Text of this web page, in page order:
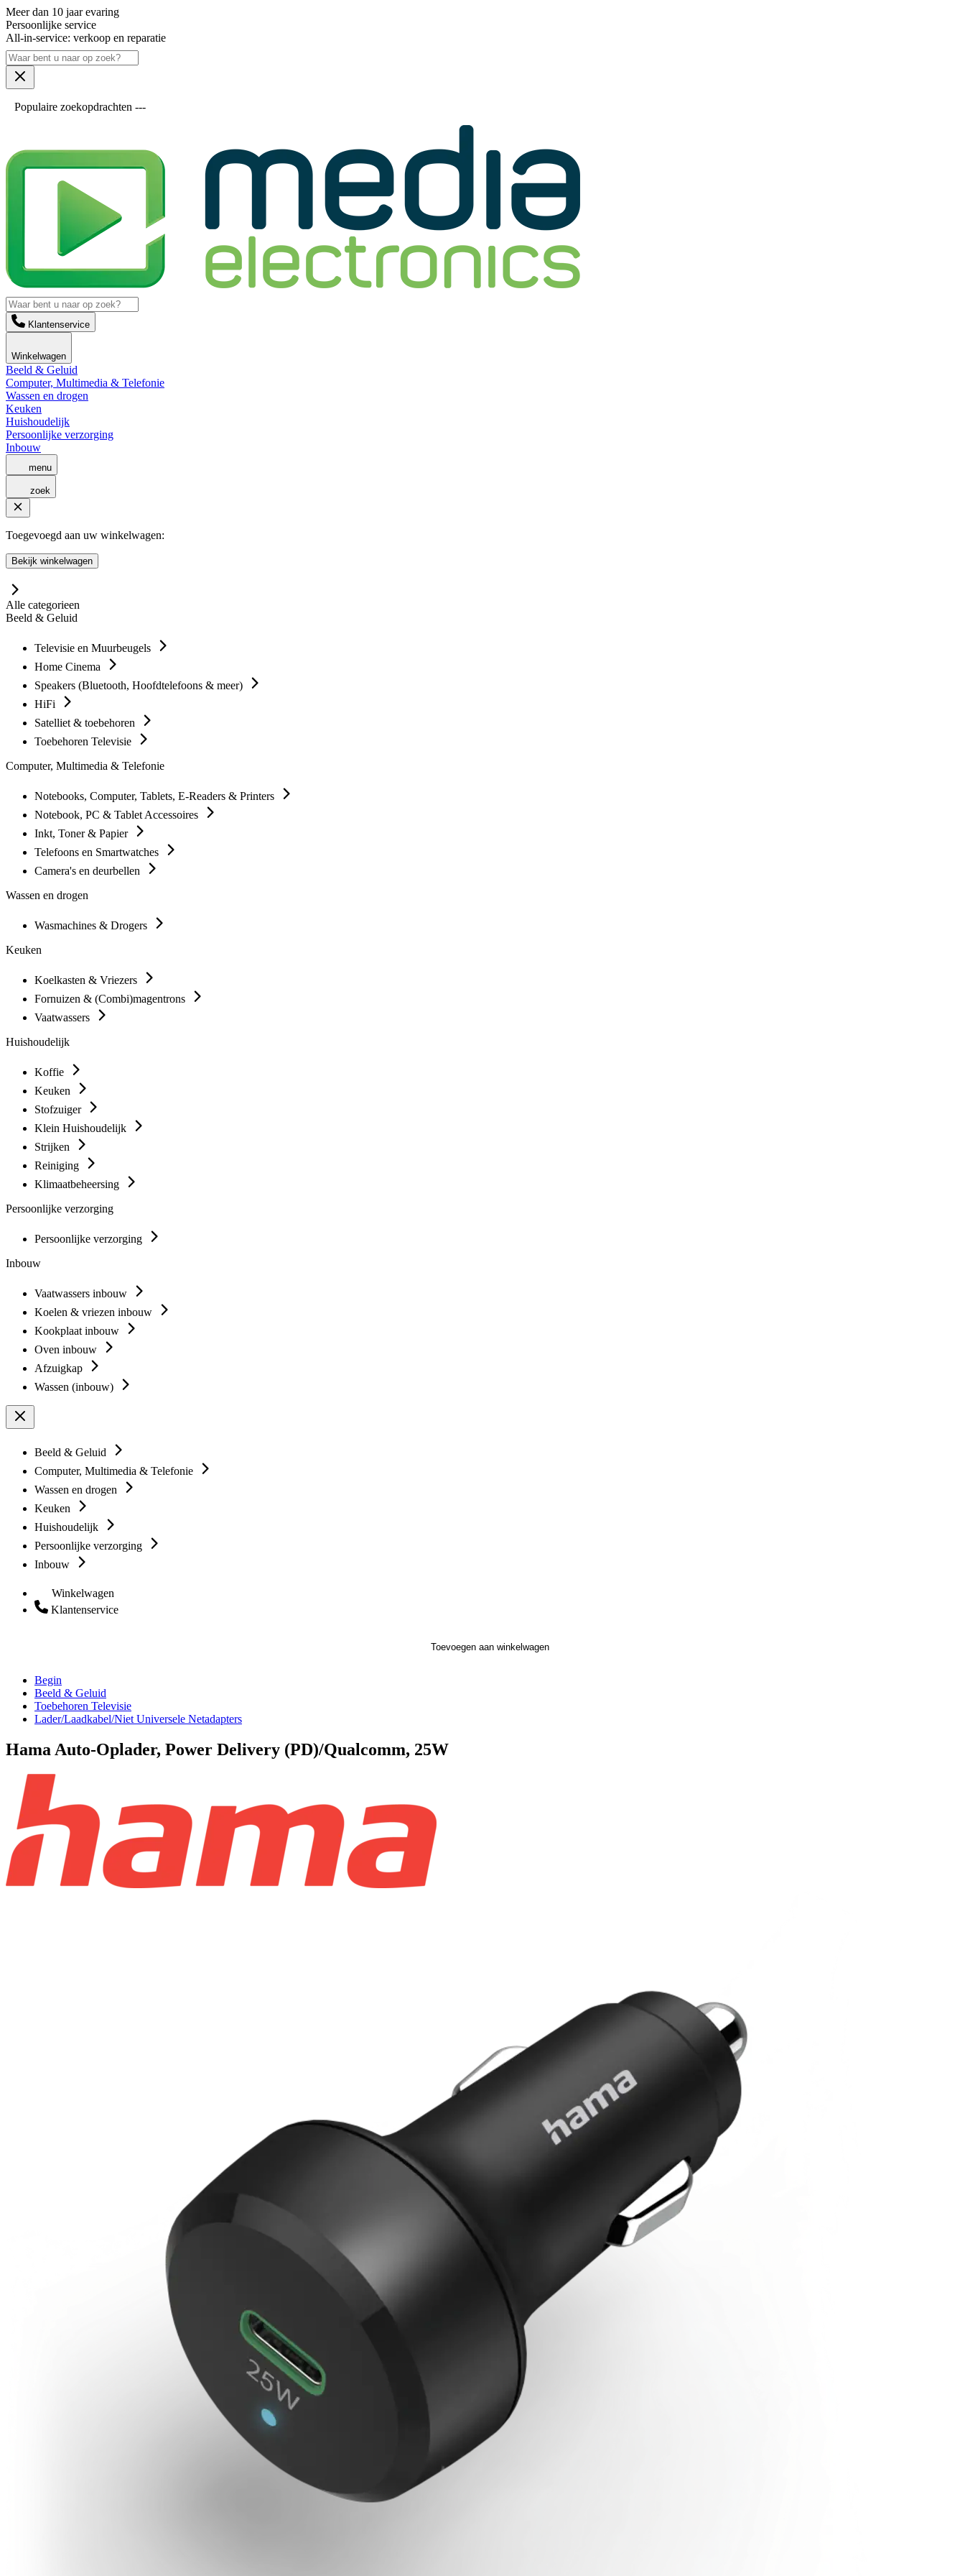
Meer dan 10 jaar evaring
Persoonlijke service
All-in-service: verkoop en reparatie
Populaire zoekopdrachten ---
Klantenservice
Winkelwagen
Beeld & Geluid
Computer, Multimedia & Telefonie
Wassen en drogen
Keuken
Huishoudelijk
Persoonlijke verzorging
Inbouw
menu
zoek
Toegevoegd aan uw winkelwagen:
Bekijk winkelwagen
Alle categorieen
Beeld & Geluid
Televisie en Muurbeugels
Home Cinema
Speakers (Bluetooth, Hoofdtelefoons & meer)
HiFi
Satelliet & toebehoren
Toebehoren Televisie
Computer, Multimedia & Telefonie
Notebooks, Computer, Tablets, E-Readers & Printers
Notebook, PC & Tablet Accessoires
Inkt, Toner & Papier
Telefoons en Smartwatches
Camera's en deurbellen
Wassen en drogen
Wasmachines & Drogers
Keuken
Koelkasten & Vriezers
Fornuizen & (Combi)magentrons
Vaatwassers
Huishoudelijk
Koffie
Keuken
Stofzuiger
Klein Huishoudelijk
Strijken
Reiniging
Klimaatbeheersing
Persoonlijke verzorging
Persoonlijke verzorging
Inbouw
Vaatwassers inbouw
Koelen & vriezen inbouw
Kookplaat inbouw
Oven inbouw
Afzuigkap
Wassen (inbouw)
Beeld & Geluid
Computer, Multimedia & Telefonie
Wassen en drogen
Keuken
Huishoudelijk
Persoonlijke verzorging
Inbouw
Winkelwagen
Klantenservice
Toevoegen aan winkelwagen
Begin
Beeld & Geluid
Toebehoren Televisie
Lader/Laadkabel/Niet Universele Netadapters
Hama Auto-Oplader, Power Delivery (PD)/Qualcomm, 25W